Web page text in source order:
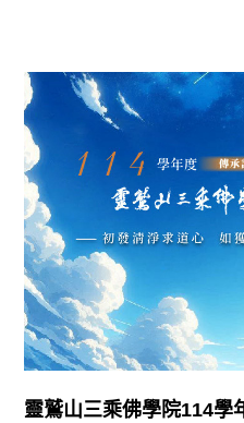
靈鷲山三乘佛學院114學